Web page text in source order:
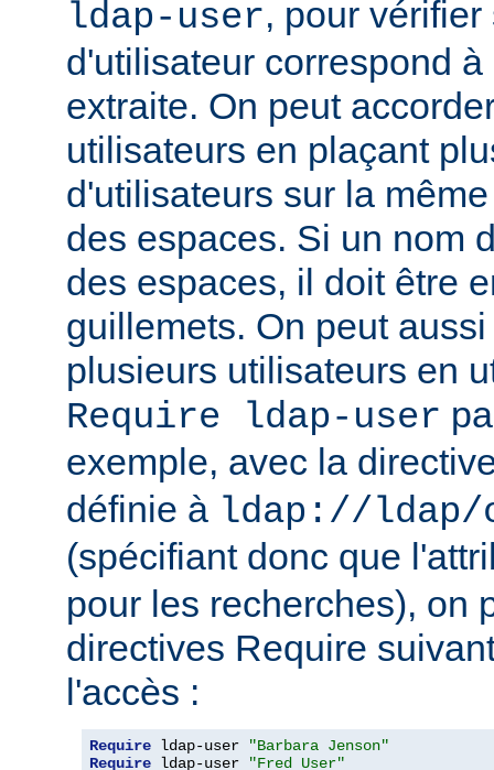
ldap-user, pour
d'utilisateur correspond
extraite. On peut
utilisateurs en plaçant
d'utilisateurs sur la
des espaces. Si un nom
des espaces, il doit être
guillemets. On peut
plusieurs utilisateurs en
Require ldap-user
exemple, avec la
définie à ldap://ldap/
(spécifiant donc que
pour les recherches), on
directives Require
l'accès :
Require ldap-user
"Barbara Jenson"
Require ldap-user
"Fred User"